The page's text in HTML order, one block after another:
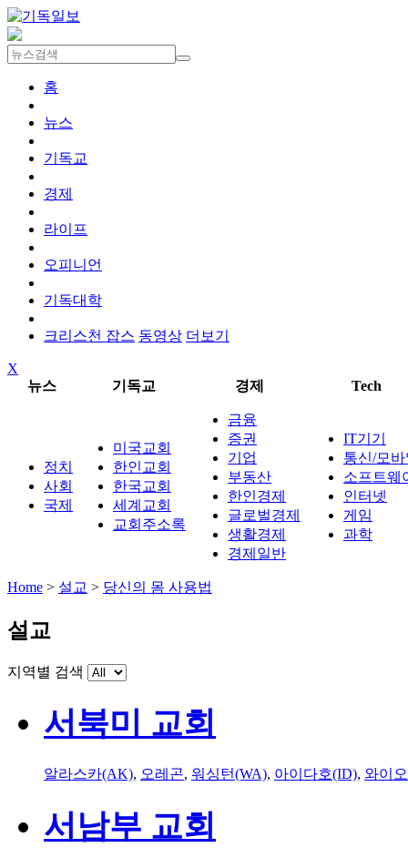
홈
뉴스
기독교
경제
라이프
오피니언
기독대학
크리스천 잡스 동영상 더보기
X
뉴스
기독교 경제 Tech
정치
사회
국제
미국교회
한인교회
한국교회
세계교회
교회주소록
금융
증권
기업
부동산
한인경제
글로벌경제
생활경제
경제일반
IT기기
통신/모
소프트웨
인터넷
게임
과학
Home > 설교 > 당신의 몸 사용법
설교
지역별 검색
서북미 교회
알라스카(AK), 오레곤, 워싱턴(WA), 아이다호(ID), 와이
서남부 교회